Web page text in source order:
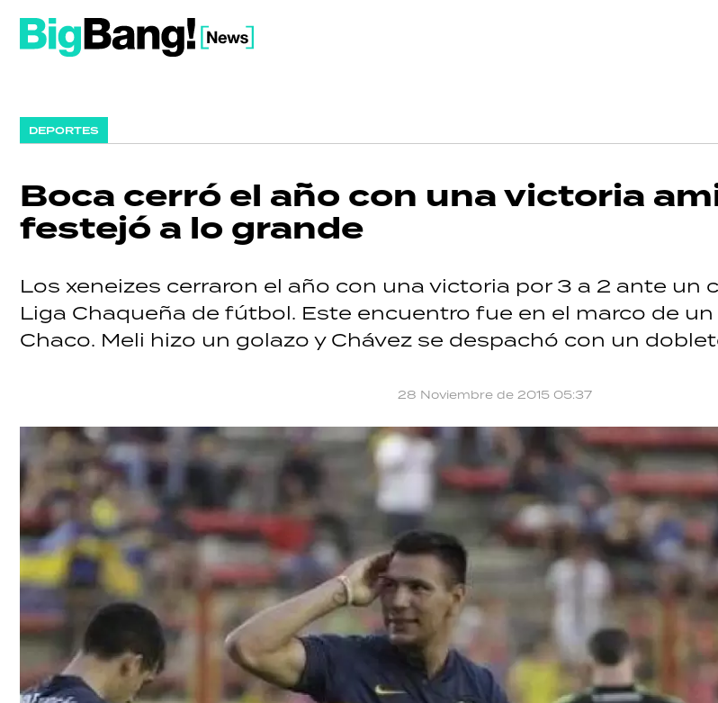
DEPORTES
Boca cerró el año con una victoria
festejó a lo grande
Los xeneizes cerraron el año con una victoria por 3 a 2 ante un
Liga Chaqueña de fútbol. Este encuentro fue en el marco de
Chaco. Meli hizo un golazo y Chávez se despachó con un
28 Noviembre de 2015 05:37